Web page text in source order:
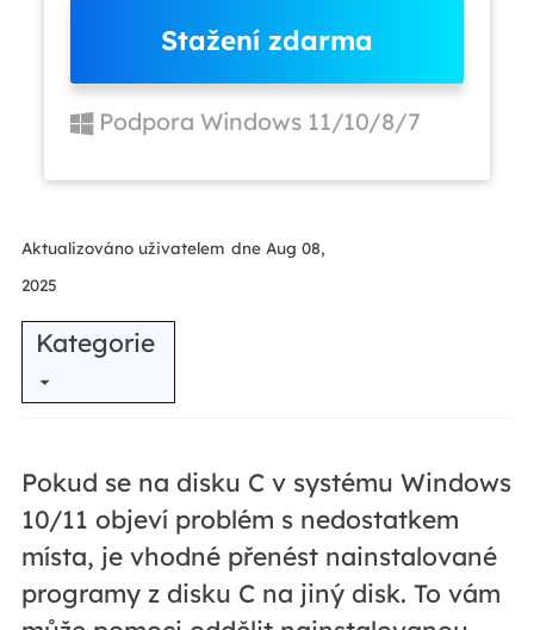
Stažení zdarma
Podpora Windows 11/10/8/7
Aktualizováno uživatelem dne Aug 08,
2025
Kategorie
Pokud se na disku C v systému Windows
10/11 objeví problém s nedostatkem
místa, je vhodné přenést nainstalované
programy z disku C na jiný disk. To vám